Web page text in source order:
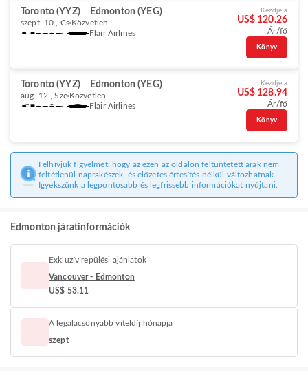
Toronto (YYZ) Edmonton (YEG)
szept. 10., Cs Közvetlen
Flair Airlines
Kezdje a
US$ 120.26
Ár/fő
Könyv
Toronto (YYZ) Edmonton (YEG)
aug. 12., Sze Közvetlen
Flair Airlines
Kezdje a
US$ 128.94
Ár/fő
Könyv
Felhívjuk figyelmét, hogy az ezen az oldalon feltüntetett árak nem
feltétlenül naprakészek, és előzetes értesítés nélkül változhatnak.
Igyekszünk a legpontosabb és legfrissebb információkat nyújtani.
Edmonton járatinformációk
Exkluzív repülési ajánlatok
Vancouver - Edmonton
US$ 53.11
A legalacsonyabb viteldíj hónapja
szept